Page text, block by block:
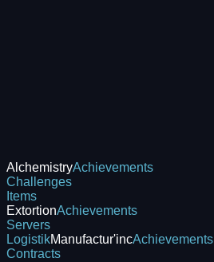
AlchemistryAchievements
Challenges
Items
ExtortionAchievements
Servers
LogistikManufactur'incAchievements
Contracts